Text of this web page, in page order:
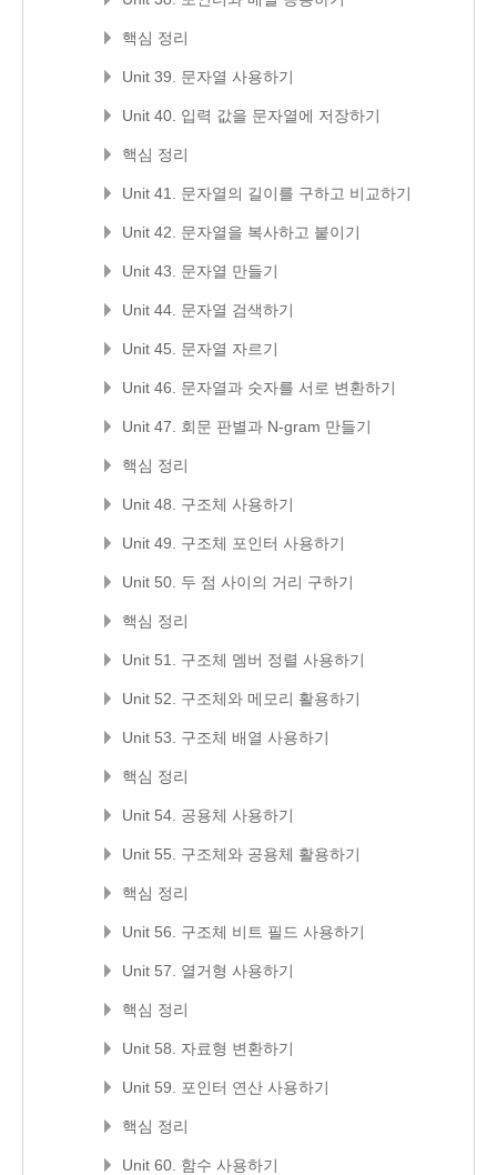
핵심 정리
Unit 39. 문자열 사용하기
Unit 40. 입력 값을 문자열에 저장하기
핵심 정리
Unit 41. 문자열의 길이를 구하고 비교하기
Unit 42. 문자열을 복사하고 붙이기
Unit 43. 문자열 만들기
Unit 44. 문자열 검색하기
Unit 45. 문자열 자르기
Unit 46. 문자열과 숫자를 서로 변환하기
Unit 47. 회문 판별과 N-gram 만들기
핵심 정리
Unit 48. 구조체 사용하기
Unit 49. 구조체 포인터 사용하기
Unit 50. 두 점 사이의 거리 구하기
핵심 정리
Unit 51. 구조체 멤버 정렬 사용하기
Unit 52. 구조체와 메모리 활용하기
Unit 53. 구조체 배열 사용하기
핵심 정리
Unit 54. 공용체 사용하기
Unit 55. 구조체와 공용체 활용하기
핵심 정리
Unit 56. 구조체 비트 필드 사용하기
Unit 57. 열거형 사용하기
핵심 정리
Unit 58. 자료형 변환하기
Unit 59. 포인터 연산 사용하기
핵심 정리
Unit 60. 함수 사용하기